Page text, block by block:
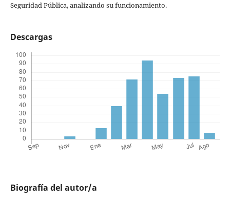
Seguridad Pública, analizando su funcionamiento.
Descargas
Biografía del autor/a